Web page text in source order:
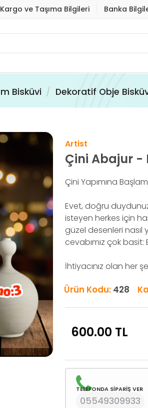
Kargo ve Taşıma Bilgileri Banka
Bisküvi Dekoratif Obje
Artist
Çini Abajur -
Çini Yapımına
Evet, doğru
isteyen herkes için
güzel desenleri nasıl
cevabımız çok basit:
İhtiyacınız olan her
Ürün Kodu: 428
600.00 TL
TELEFONDA SİPARİŞ VER
05549309933